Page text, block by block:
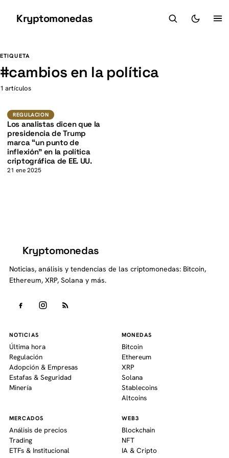
Kryptomonedas
ETIQUETA
#cambios en la política
1 artículos
Regulacion
K
REGULACION
Los analistas dicen que la
presidencia de Trump
marca “un punto de
inflexión” en la política
criptográfica de EE. UU.
21 ene 2025
Kryptomonedas
Noticias, análisis y tendencias de las criptomonedas: Bitcoin,
Ethereum, XRP, Solana y más.
NOTICIAS
Última hora
Regulación
Adopción & Empresas
Estafas & Seguridad
Minería
MONEDAS
Bitcoin
Ethereum
XRP
Solana
Stablecoins
Altcoins
MERCADOS
Análisis de precios
Trading
ETFs & Institucional
WEB3
Blockchain
NFT
IA & Cripto